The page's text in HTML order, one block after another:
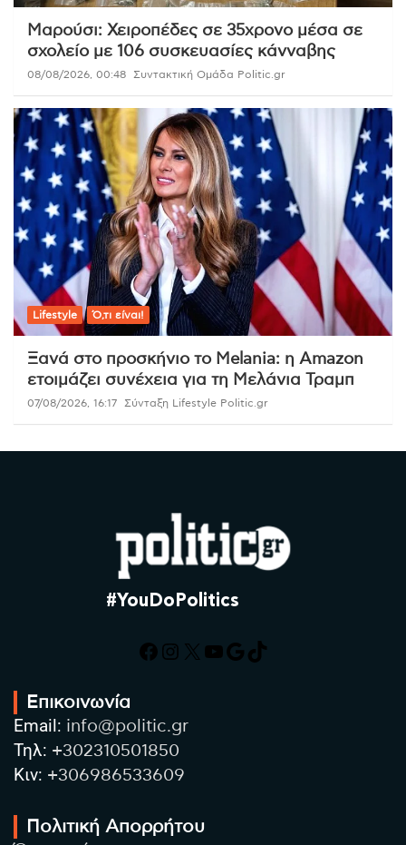
Μαρούσι: Χειροπέδες σε 35χρονο μέσα σε
σχολείο με 106 συσκευασίες κάνναβης
08/08/2026, 00:48 Συντακτική Ομάδα Politic.gr
Lifestyle Ό,τι είναι!
Ξανά στο προσκήνιο το Melania: η Amazon
ετοιμάζει συνέχεια για τη Μελάνια Τραμπ
07/08/2026, 16:17 Σύνταξη Lifestyle Politic.gr
#YouDoPolitics
Facebook
Instagram
X YouTube
Google
TikTok
Επικοινωνία
Email: info@politic.gr
Τηλ: +302310501850
Κιν: +306986533609
Πολιτική Απορρήτου